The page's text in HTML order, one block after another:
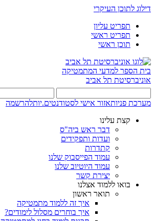
דילוג לתוכן העיקרי
תפריט עליון
תפריט ראשי
תוכן ראשי
בית הספר למדעי המתמטיקה
אוניברסיטת תל אביב
מערכת פניותאזור אישי לסטודנטים.יותלהרשמה
קצת עלינו
דבר ראש ביה"ס
ועדות ותפקידים
קתדרות
עמוד הפייסבוק שלנו
עמוד היוטיוב שלנו
יצירת קשר
בואו ללמוד אצלנו
תואר ראשון
איך זה ללמוד מתמטיקה
איך בוחרים מסלול לימודים?